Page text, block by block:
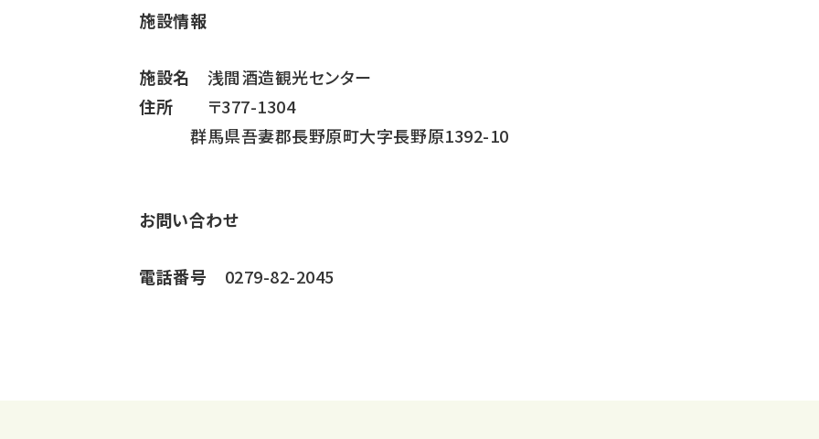
施設情報
施設名 浅間酒造観光センター
住所
〒377-1304
群馬県吾妻郡長野原町大字長野原1392-10
お問い合わせ
電話番号 0279-82-2045